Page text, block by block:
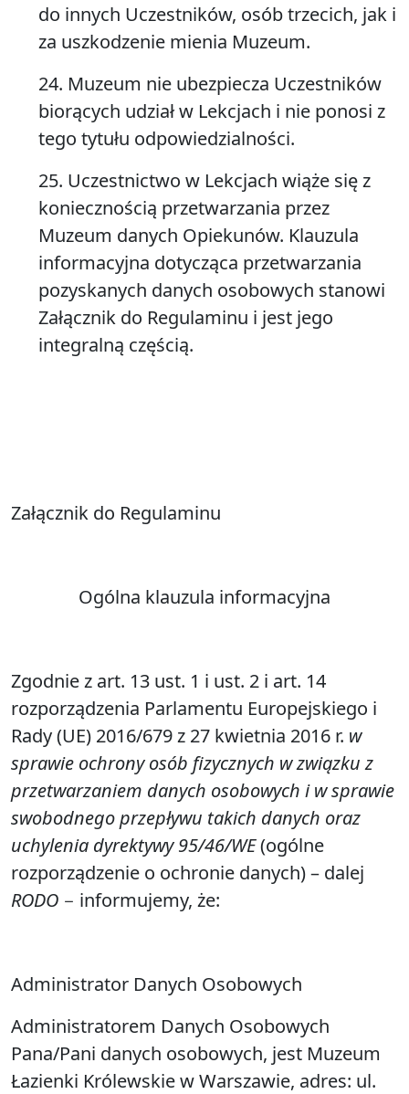
do innych Uczestników, osób trzecich, jak i
za uszkodzenie mienia Muzeum.
24. Muzeum nie ubezpiecza Uczestników
biorących udział w Lekcjach i nie ponosi z
tego tytułu odpowiedzialności.
25. Uczestnictwo w Lekcjach wiąże się z
koniecznością przetwarzania przez
Muzeum danych Opiekunów. Klauzula
informacyjna dotycząca przetwarzania
pozyskanych danych osobowych stanowi
Załącznik do Regulaminu i jest jego
integralną częścią.
Załącznik do Regulaminu
Ogólna klauzula informacyjna
Zgodnie z art. 13 ust. 1 i ust. 2 i art. 14
rozporządzenia Parlamentu Europejskiego i
Rady (UE) 2016/679 z 27 kwietnia 2016 r. w
sprawie ochrony osób fizycznych w związku z
przetwarzaniem danych osobowych i w sprawie
swobodnego przepływu takich danych oraz
uchylenia dyrektywy 95/46/WE(ogólne
rozporządzenie o ochronie danych) – dalej
RODO − informujemy, że:
Administrator Danych Osobowych
Administratorem Danych Osobowych
Pana/Pani danych osobowych, jest Muzeum
Łazienki Królewskie w Warszawie, adres: ul.